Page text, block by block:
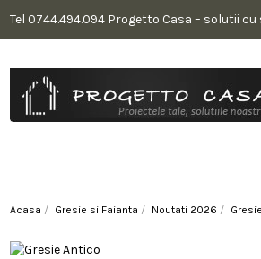
Tel 0744.494.094 Progetto Casa – solutii
Acasa Gresie si Faianta Noutati 2026